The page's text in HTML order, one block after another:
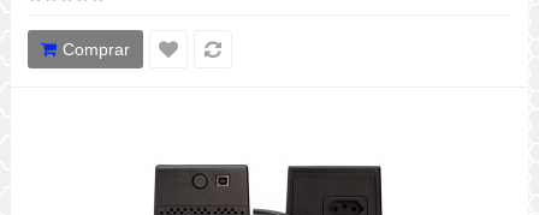
Comprar